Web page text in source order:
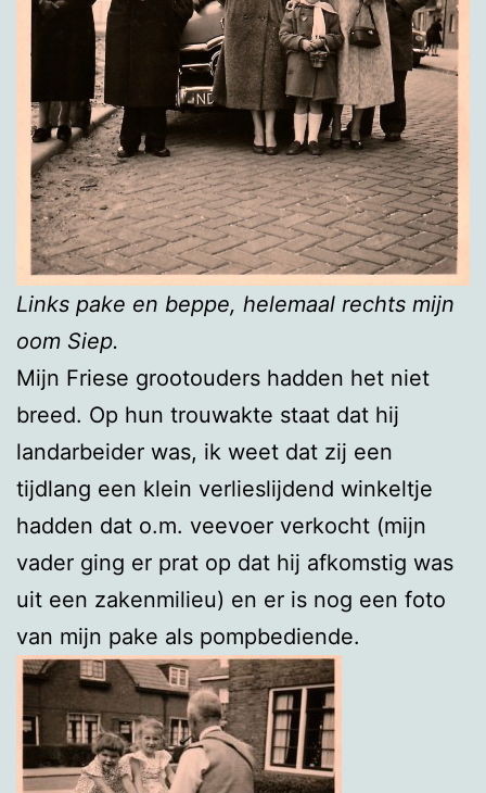
Links pake en beppe, helemaal rechts mijn
oom Siep.
Mijn Friese grootouders hadden het niet
breed. Op hun trouwakte staat dat hij
landarbeider was, ik weet dat zij een
tijdlang een klein verlieslijdend winkeltje
hadden dat o.m. veevoer verkocht (mijn
vader ging er prat op dat hij afkomstig was
uit een zakenmilieu) en er is nog een foto
van mijn pake als pompbediende.